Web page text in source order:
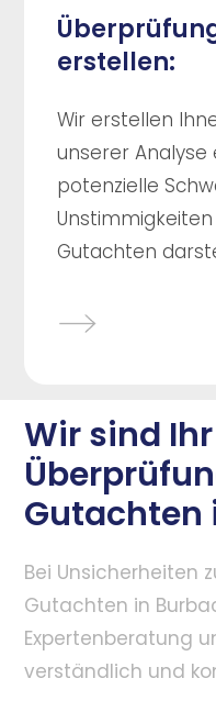
erstellen:
Wir erstellen
unserer Analyse
potenzielle
Gutachten
Wir sind
Gutachten
Bei Unsicherheiten
Gutachten in
Expertenberatung
verständlich und